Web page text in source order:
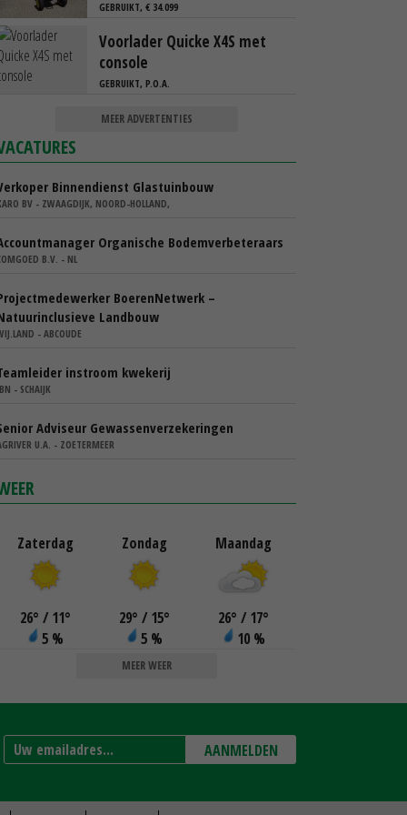
GEBRUIKT, € 34.099
Voorlader Quicke X4S met
console
GEBRUIKT, P.O.A.
MEER ADVERTENTIES
Binnendienst Glastuinbouw
BV - ZWAAGDIJK, NOORD-HOLLAND,
Organische Bodemverbeteraars
B.V. - NL
BoerenNetwerk –
Landbouw
- ABCOUDE
instroom kwekerij
- SCHAIJK
Adviseur Gewassenverzekeringen
U.A. - ZOETERMEER
Zaterdag
26° / 11°
5 %
Zondag
29° / 15°
5 %
Maandag
26° / 17°
10 %
MEER WEER
AANMELDEN